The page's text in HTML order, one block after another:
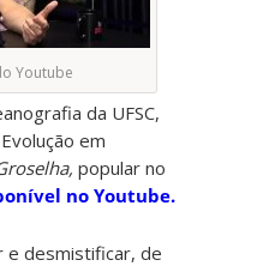
Youtube
da UFSC,
em
popular no
no Youtube.
e desmistificar, de